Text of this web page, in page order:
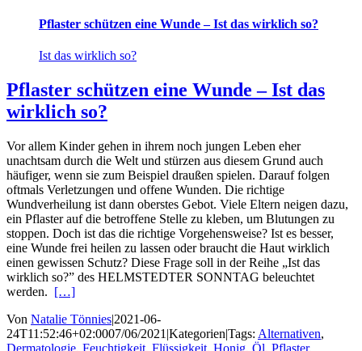
Pflaster schützen eine Wunde – Ist das wirklich so?
Ist das wirklich so?
Pflaster schützen eine Wunde – Ist das
wirklich so?
Vor allem Kinder gehen in ihrem noch jungen Leben eher
unachtsam durch die Welt und stürzen aus diesem Grund auch
häufiger, wenn sie zum Beispiel draußen spielen. Darauf folgen
oftmals Verletzungen und offene Wunden. Die richtige
Wundverheilung ist dann oberstes Gebot. Viele Eltern neigen dazu,
ein Pflaster auf die betroffene Stelle zu kleben, um Blutungen zu
stoppen. Doch ist das die richtige Vorgehensweise? Ist es besser,
eine Wunde frei heilen zu lassen oder braucht die Haut wirklich
einen gewissen Schutz? Diese Frage soll in der Reihe „Ist das
wirklich so?” des HELMSTEDTER SONNTAG beleuchtet
werden. […]
Von Natalie Tönnies|2021-06-
24T11:52:46+02:0007/06/2021 |Kategorien|Tags: Alternativen,
Dermatologie, Feuchtigkeit, Flüssigkeit, Honig, Öl, Pflaster,